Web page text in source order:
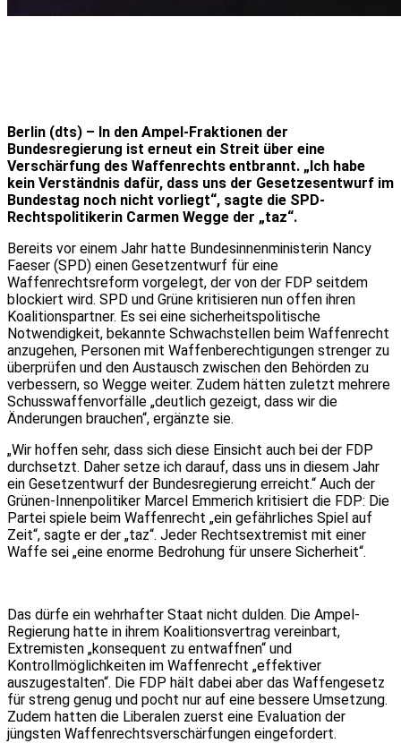
Berlin (dts) – In den Ampel-Fraktionen der
Bundesregierung ist erneut ein Streit über eine
Verschärfung des Waffenrechts entbrannt. „Ich habe
kein Verständnis dafür, dass uns der Gesetzesentwurf im
Bundestag noch nicht vorliegt“, sagte die SPD-
Rechtspolitikerin Carmen Wegge der „taz“.
Bereits vor einem Jahr hatte Bundesinnenministerin Nancy
Faeser (SPD) einen Gesetzentwurf für eine
Waffenrechtsreform vorgelegt, der von der FDP seitdem
blockiert wird. SPD und Grüne kritisieren nun offen ihren
Koalitionspartner. Es sei eine sicherheitspolitische
Notwendigkeit, bekannte Schwachstellen beim Waffenrecht
anzugehen, Personen mit Waffenberechtigungen strenger zu
überprüfen und den Austausch zwischen den Behörden zu
verbessern, so Wegge weiter. Zudem hätten zuletzt mehrere
Schusswaffenvorfälle „deutlich gezeigt, dass wir die
Änderungen brauchen“, ergänzte sie.
„Wir hoffen sehr, dass sich diese Einsicht auch bei der FDP
durchsetzt. Daher setze ich darauf, dass uns in diesem Jahr
ein Gesetzentwurf der Bundesregierung erreicht.“ Auch der
Grünen-Innenpolitiker Marcel Emmerich kritisiert die FDP: Die
Partei spiele beim Waffenrecht „ein gefährliches Spiel auf
Zeit“, sagte er der „taz“. Jeder Rechtsextremist mit einer
Waffe sei „eine enorme Bedrohung für unsere Sicherheit“.
Das dürfe ein wehrhafter Staat nicht dulden. Die Ampel-
Regierung hatte in ihrem Koalitionsvertrag vereinbart,
Extremisten „konsequent zu entwaffnen“ und
Kontrollmöglichkeiten im Waffenrecht „effektiver
auszugestalten“. Die FDP hält dabei aber das Waffengesetz
für streng genug und pocht nur auf eine bessere Umsetzung.
Zudem hatten die Liberalen zuerst eine Evaluation der
jüngsten Waffenrechtsverschärfungen eingefordert.